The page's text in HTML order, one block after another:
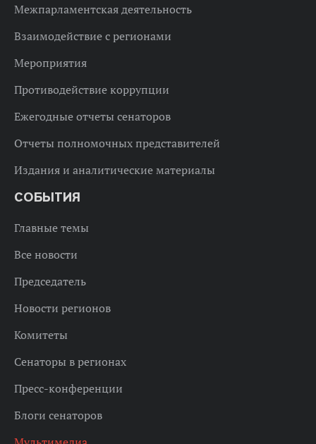
Межпарламентская деятельность
Взаимодействие с регионами
Мероприятия
Противодействие коррупции
Ежегодные отчеты сенаторов
Отчеты полномочных представителей
Издания и аналитические материалы
СОБЫТИЯ
Главные темы
Все новости
Председатель
Новости регионов
Комитеты
Сенаторы в регионах
Пресс-конференции
Блоги сенаторов